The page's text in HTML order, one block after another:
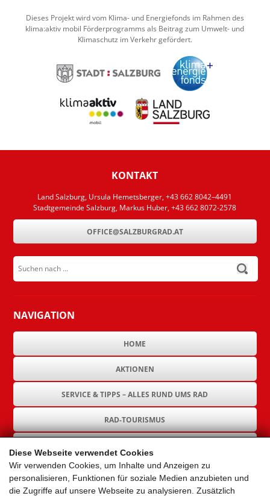
Diese Webseite verwendet Cookies
Wir verwenden Cookies, um Inhalte und Anzeigen zu
personalisieren, Funktionen für soziale Medien anzubieten und
die Zugriffe auf unsere Webseite zu analysieren. Zusätzlich
Dieses Projekt wird vom Klima- und Energiefonds im Rahmen des
klima:aktiv mobil Förderprogramms als Beitrag zum Umwelt- und
Klimaschutz im Verkehr gefördert.
KONTAKT
Land Salzburg, Ursula Hemetsberger, +43 662 8042–4491
Stadtgemeinde Salzburg, Markus Huber, +43 662 8072-2578
OFFICE@SALZBURGRAD.AT
Suchen nach ...
submit
NAVIGATION
HOME
AKTIONEN
SERVICE & TIPPS – ALLES RUND UMS RAD
RAD-TOURISMUS
GEMEINDEN